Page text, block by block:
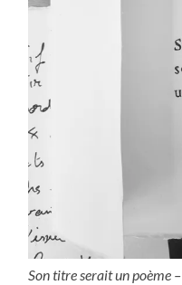
Son titre serait un poème –